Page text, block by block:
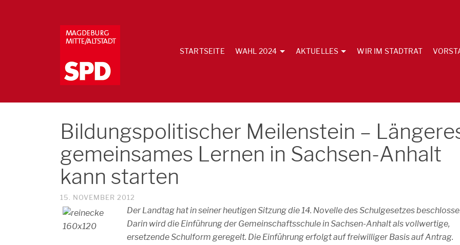
STARTSEITE WAHL 2024 AKTUELLES WIR IM STADTRAT
Bildungspolitischer Meilenstein –
gemeinsames Lernen in Sachsen-Anhalt
kann starten
15. NOVEMBER 2012
Der Landtag hat in seiner heutigen Sitzung die 14. Novelle des Schulgesetzes
Darin wird die Einführung der Gemeinschaftsschule in Sachsen-Anhalt als vollwertige,
ersetzende Schulform geregelt. Die Einführung erfolgt auf freiwilliger Basis auf Antrag.